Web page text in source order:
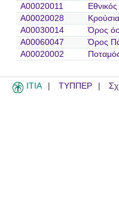
A00020011
A00020028
A00030014
Όρος
A00060047
Όρος
A00020002
ITIA ΤΥΠΠΕΡ